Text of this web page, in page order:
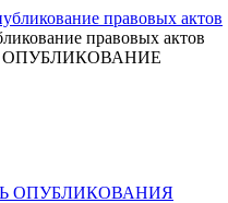
правовых актов
ОПУБЛИКОВАНИЯ